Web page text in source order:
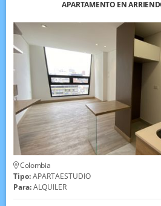
APARTAMENTO EN
Colombia
Tipo:APARTAESTUDIO
Para:ALQUILER